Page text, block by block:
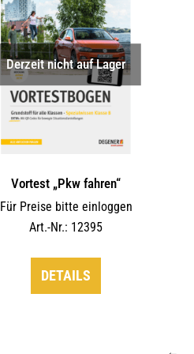
Derzeit nicht auf Lager
Vortest „Pkw fahren“
Für Preise bitte einloggen
Art.-Nr.: 12395
DETAILS